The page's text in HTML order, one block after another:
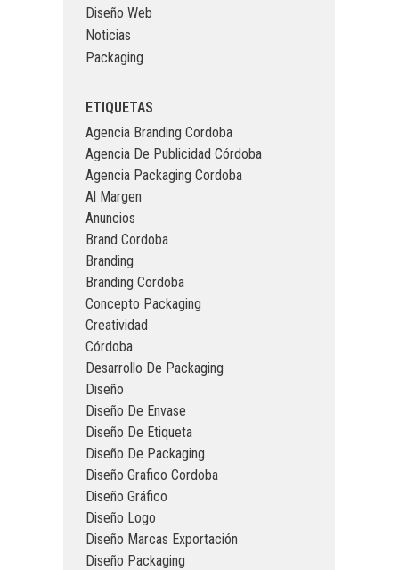
Diseño Web
Noticias
Packaging
ETIQUETAS
Agencia Branding Cordoba
Agencia De Publicidad Córdoba
Agencia Packaging Cordoba
Al Margen
Anuncios
Brand Cordoba
Branding
Branding Cordoba
Concepto Packaging
Creatividad
Córdoba
Desarrollo De Packaging
Diseño
Diseño De Envase
Diseño De Etiqueta
Diseño De Packaging
Diseño Grafico Cordoba
Diseño Gráfico
Diseño Logo
Diseño Marcas Exportación
Diseño Packaging